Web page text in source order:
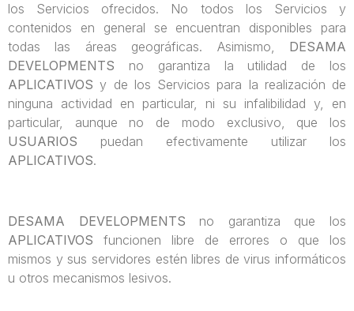
los Servicios ofrecidos. No todos los Servicios y
contenidos en general se encuentran disponibles para
todas las áreas geográficas. Asimismo, DESAMA
DEVELOPMENTS no garantiza la utilidad de los
APLICATIVOSy de los Servicios para la realización de
ninguna actividad en particular, ni su infalibilidad y, en
particular, aunque no de modo exclusivo, que los
USUARIOS puedan efectivamente utilizar los
APLICATIVOS.
DESAMA DEVELOPMENTS no garantiza que los
APLICATIVOS funcionen libre de errores o que los
mismos y sus servidores estén libres de virus informáticos
u otros mecanismos lesivos.